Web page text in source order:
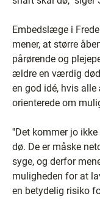
Embedslæge i
mener, at større
pårørende og
ældre en værdig
en god idé, hvis
orienterede om
''Det kommer jo
dø. De er måske
syge, og derfor
muligheden for at
en betydelig risiko